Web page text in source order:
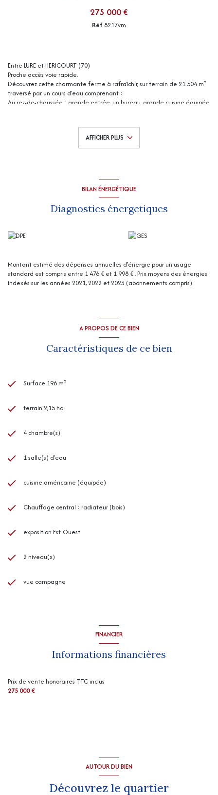
275 000 €
Réf 8217vm
Entre LURE et HERICOURT (70)
Proche accès voie rapide.
Découvrez cette charmante ferme à rafraîchir, sur terrain de 21 504 m²
traversé par un cours d'eau comprenant :
Au rez-de-chaussée : grande entrée, un bureau, grande cuisine équipée
A l'étage : dégagement, 4 belles chambres (entre 20 et 25 m² env), une
Grande grange, combles aménageable, bûcher
béton (12 m * 3m, raccordé à l'eau et l'électricité
La visite virtuelle est disponible sur demande
Safer et de Notaire s'élèvent à 33 900 € soit 308 900 € tous frais
inclus
AFFICHER PLUS
BILAN ÉNERGÉTIQUE
Diagnostics énergetiques
Montant estimé des dépenses annuelles d'énergie pour un usage
standard est compris entre 1 476 € et 1 998 € . Prix moyens des énergies
indexés sur les années 2021, 2022 et 2023 (abonnements compris).
A PROPOS DE CE BIEN
Caractéristiques de ce bien
Surface 196 m²
terrain 2,15 ha
4 chambre(s)
1 salle(s) d'eau
cuisine américaine (équipée)
Chauffage central : radiateur (bois)
exposition Est-Ouest
2 niveau(x)
vue campagne
FINANCIER
Informations financières
Prix de vente honoraires TTC inclus
275 000 €
AUTOUR DU BIEN
Découvrez le quartier